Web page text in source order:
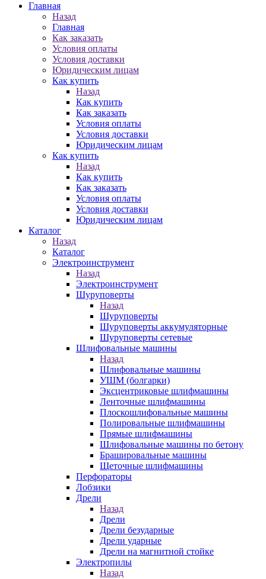
Главная
Назад
Главная
Как заказать
Условия оплаты
Условия доставки
Юридическим лицам
Как купить
Назад
Как купить
Как заказать
Условия оплаты
Условия доставки
Юридическим лицам
Как купить
Назад
Как купить
Как заказать
Условия оплаты
Условия доставки
Юридическим лицам
Каталог
Назад
Каталог
Электроинструмент
Назад
Электроинструмент
Шуруповерты
Назад
Шуруповерты
Шуруповерты аккумуляторные
Шуруповерты сетевые
Шлифовальные машины
Назад
Шлифовальные машины
УШМ (болгарки)
Эксцентриковые шлифмашины
Ленточные шлифмашины
Плоскошлифовальные машины
Полировальные шлифмашины
Прямые шлифмашины
Шлифовальные машины по бетону
Брашировальные машины
Щеточные шлифмашины
Перфораторы
Лобзики
Дрели
Назад
Дрели
Дрели безударные
Дрели ударные
Дрели на магнитной стойке
Электропилы
Назад